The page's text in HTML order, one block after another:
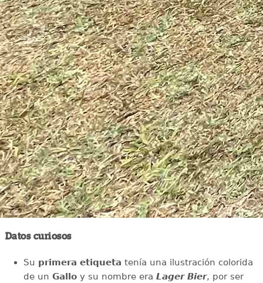
Datos curiosos
Su primera etiqueta tenía una ilustración colorida
de un Gallo y su nombre era Lager Bier, por ser